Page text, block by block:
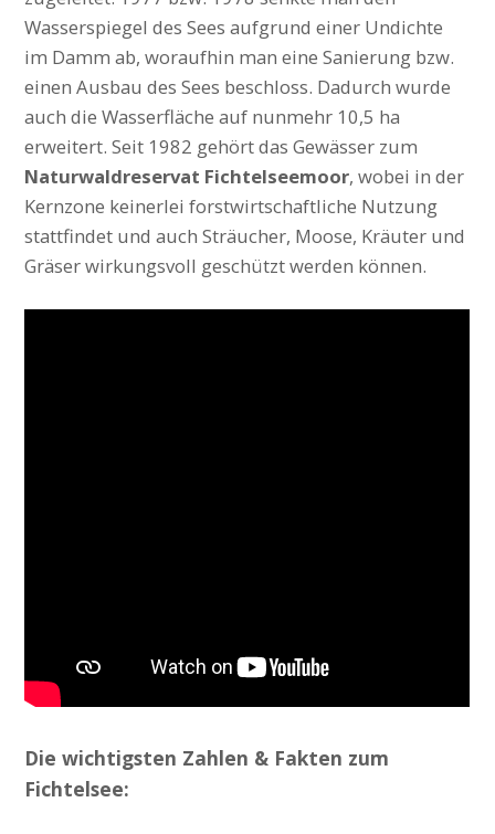
Wasserspiegel des Sees aufgrund einer Undichte
im Damm ab, woraufhin man eine Sanierung bzw.
einen Ausbau des Sees beschloss. Dadurch wurde
auch die Wasserfläche auf nunmehr 10,5 ha
erweitert. Seit 1982 gehört das Gewässer zum
Naturwaldreservat Fichtelseemoor, wobei in der
Kernzone keinerlei forstwirtschaftliche Nutzung
stattfindet und auch Sträucher, Moose, Kräuter und
Gräser wirkungsvoll geschützt werden können.
Die wichtigsten Zahlen & Fakten zum
Fichtelsee: